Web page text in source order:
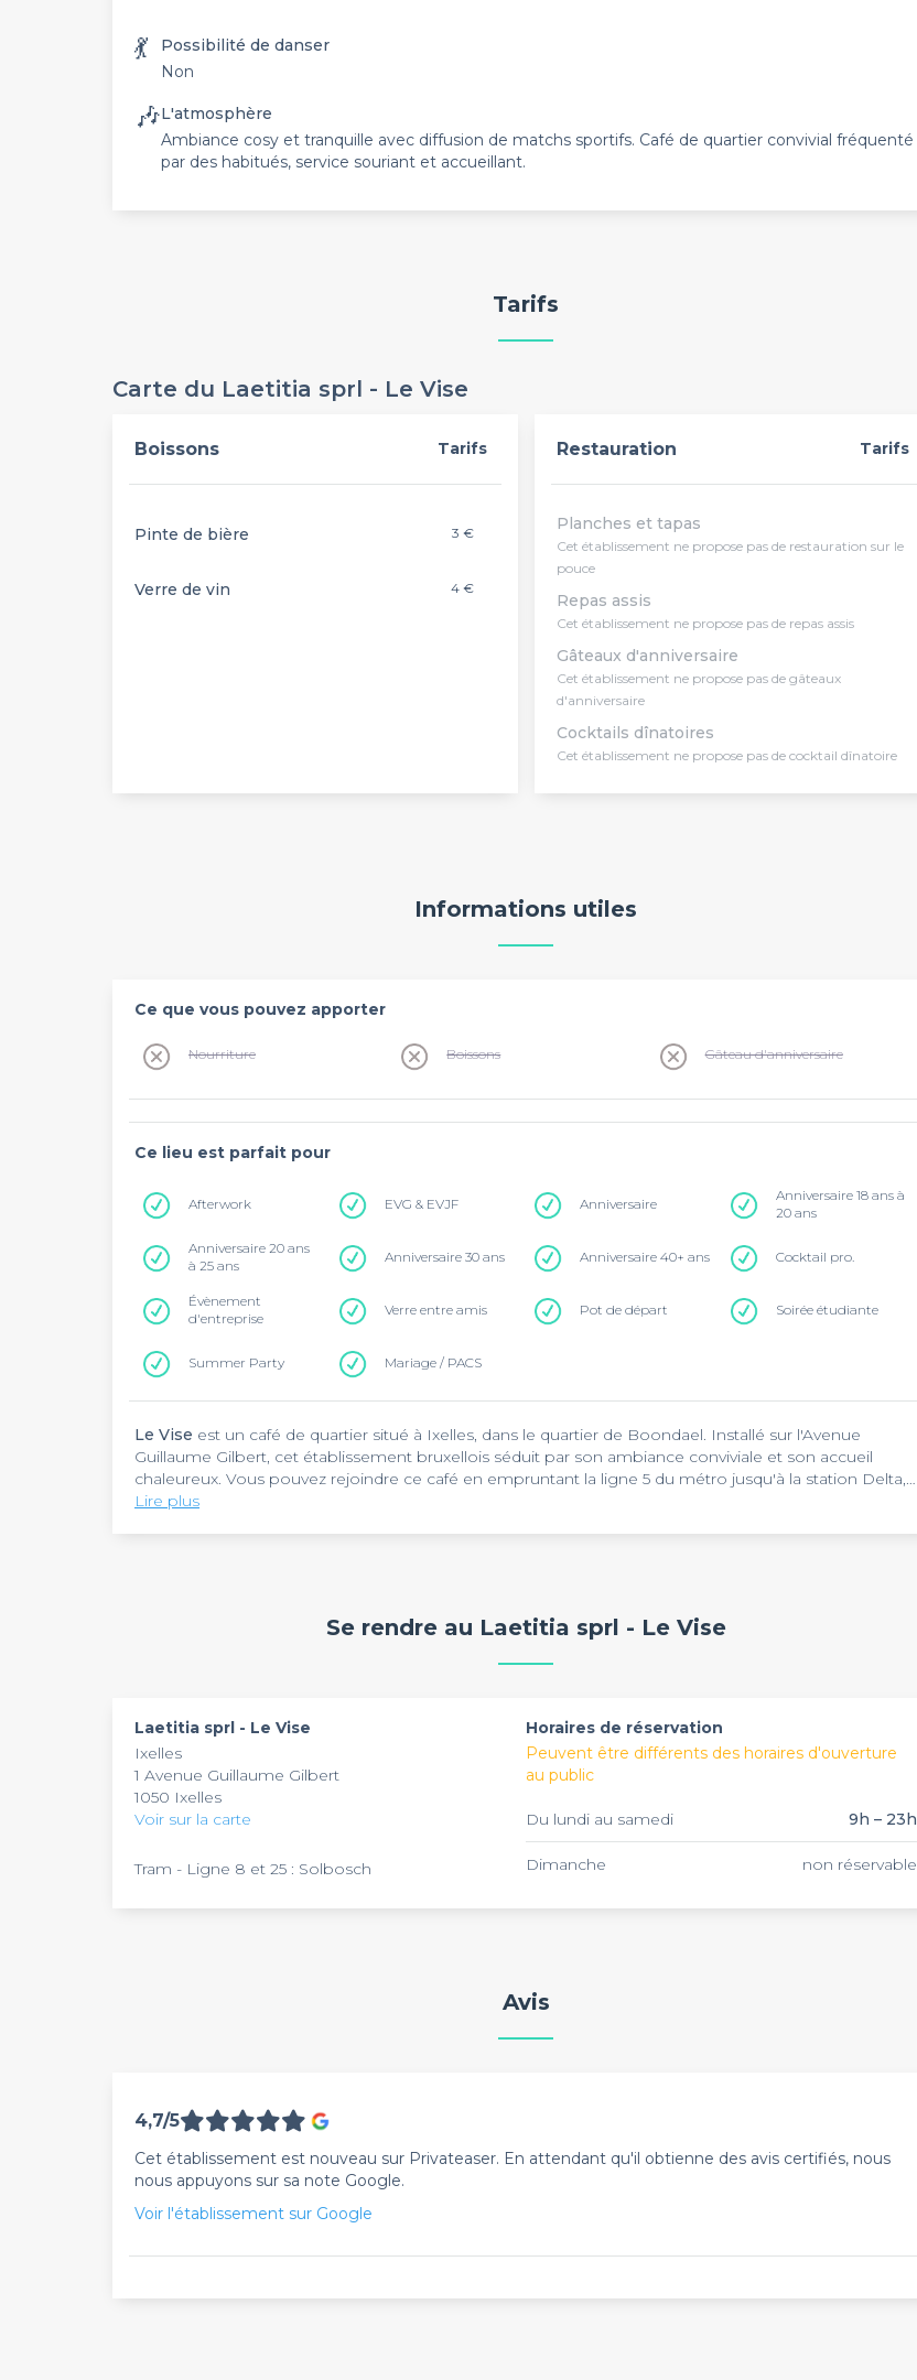
💃
Possibilité de danser
Non
🎶L'atmosphère
Ambiance cosy et tranquille avec diffusion de matchs sportifs. Café de quartier convivial fréquenté
par des habitués, service souriant et accueillant.
Tarifs
Carte du Laetitia sprl - Le Vise
Boissons Tarifs
Pinte de bière 3 €
Verre de vin 4 €
Restauration Tarifs
Planches et tapas
Cet établissement ne propose pas de restauration sur le
pouce
Repas assis
Cet établissement ne propose pas de repas assis
Gâteaux d'anniversaire
Cet établissement ne propose pas de gâteaux
d'anniversaire
Cocktails dînatoires
Cet établissement ne propose pas de cocktail dînatoire
Informations utiles
Ce que vous pouvez apporter
Nourriture Boissons Gâteau d'anniversaire
Ce lieu est parfait pour
Afterwork EVG & EVJF Anniversaire
Anniversaire 18 ans à
20 ans
Anniversaire 20 ans
à 25 ans
Anniversaire 30 ans Anniversaire 40+ ans Cocktail pro.
Évènement
d'entreprise
Verre entre amis Pot de départ Soirée étudiante
Summer Party Mariage / PACS
Le Vise est un café de quartier situé à Ixelles, dans le quartier de Boondael. Installé sur l'Avenue
Guillaume Gilbert, cet établissement bruxellois séduit par son ambiance conviviale et son accueil
chaleureux. Vous pouvez rejoindre ce café en empruntant la ligne 5 du métro jusqu'à la station Delta,
à seulement 5 minutes à pied.
beaux jours et diffuse les matchs sportifs sur écran.
professionnels dans une ambiance chaleureuse. Vous pouvez y organiser vos pots de départ, verres
Lire plus
Se rendre au Laetitia sprl - Le Vise
Laetitia sprl - Le Vise
Ixelles
1 Avenue Guillaume Gilbert
1050 Ixelles
Voir sur la carte
Tram - Ligne 8 et 25 : Solbosch
Horaires de réservation
Peuvent être différents des horaires d'ouverture
au public
Du lundi au samedi 9h – 23h
Dimanche non réservable
Avis
4,7/5
Cet établissement est nouveau sur Privateaser. En attendant qu'il obtienne des avis certifiés, nous
nous appuyons sur sa note Google.
Voir l'établissement sur Google